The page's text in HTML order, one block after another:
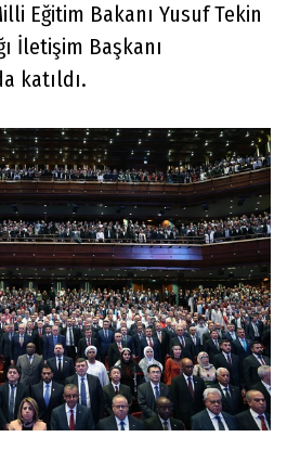
Eğitim Bakanı Yusuf Tekin
İletişim Başkanı
katıldı.